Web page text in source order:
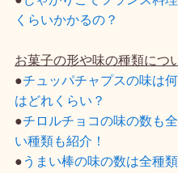
くらいかかるの？
お菓子の形や味の種類につ
●チュッパチャプスの味は
はどれくらい？
●チロルチョコの味の数も
い種類も紹介！
● うまい棒の味の数は全種